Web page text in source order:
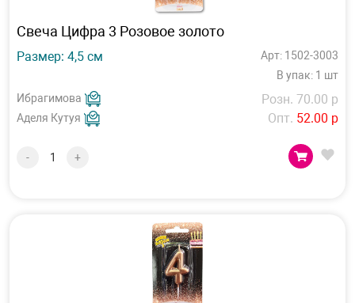
Свеча Цифра 3 Розовое золото
Размер: 4,5 см
Арт: 1502-3003
В упак: 1 шт
Ибрагимова
Аделя Кутуя
Розн. 70.00 р
Опт. 52.00 р
- +